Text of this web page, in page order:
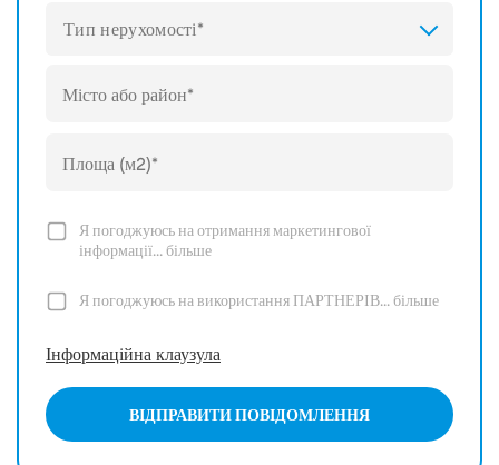
Тип нерухомості*
Я погоджуюсь на отримання маркетингової
інформації...більше
Я погоджуюсь на використання ПАРТНЕРІВ...більше
Інформаційна клаузула
ВІДПРАВИТИ ПОВІДОМЛЕННЯ